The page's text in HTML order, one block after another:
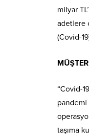
milyar
adetlere
(Covid-
“Covid-
taşıma